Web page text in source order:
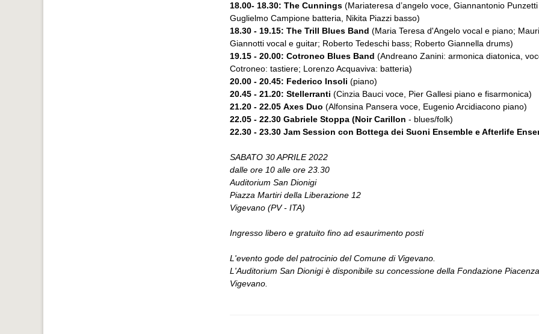
18.00- 18.30: The Cunnings (Mariateresa d’angelo voce, Giannantonio Punzetti
Guglielmo Campione batteria, Nikita Piazzi basso)
18.30 - 19.15: The Trill Blues Band (Maria Teresa d'Angelo vocal e piano;
Giannotti vocal e guitar; Roberto Tedeschi bass; Roberto Giannella drums)
19.15 - 20.00: Cotroneo Blues Band (Andreano Zanini: armonica diatonica,
Cotroneo: tastiere; Lorenzo Acquaviva: batteria)
20.00 - 20.45: Federico Insoli (piano)
20.45 - 21.20: Stellerranti (Cinzia Bauci voce, Pier Gallesi piano e fisarmonica)
21.20 - 22.05 Axes Duo (Alfonsina Pansera voce, Eugenio Arcidiacono piano)
22.05 - 22.30 Gabriele Stoppa (Noir Carillon - blues/folk)
22.30 - 23.30 Jam Session con Bottega dei Suoni Ensemble e Afterlife
SABATO 30 APRILE 2022
dalle ore 10 alle ore 23.30
Auditorium San Dionigi
Piazza Martiri della Liberazione 12
Vigevano (PV - ITA)
Ingresso libero e gratuito fino ad esaurimento posti
L'evento gode del patrocinio del Comune di Vigevano.
L'Auditorium San Dionigi è disponibile su concessione della Fondazione
Vigevano.